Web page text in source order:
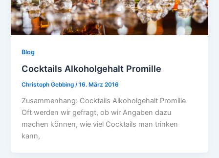
Blog
Cocktails Alkoholgehalt Promille
Christoph Gebbing/16. März 2016
Zusammenhang: Cocktails Alkoholgehalt Promille
Oft werden wir gefragt, ob wir Angaben dazu
machen können, wie viel Cocktails man trinken
kann,